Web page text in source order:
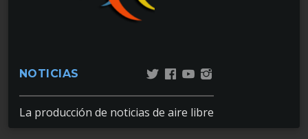
NOTICIAS
La producción de noticias de aire libre